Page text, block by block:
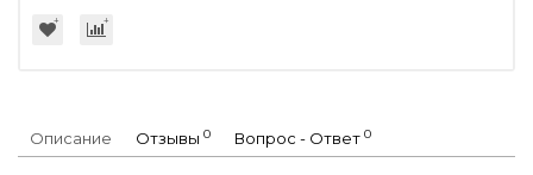
Описание Отзывы 0 Вопрос - Ответ 0